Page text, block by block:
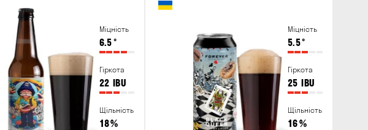
Міцність
6.5°
Гіркота
22 IBU
Щільність
18%
Міцність
5.5°
Гіркота
25 IBU
Щільність
16%